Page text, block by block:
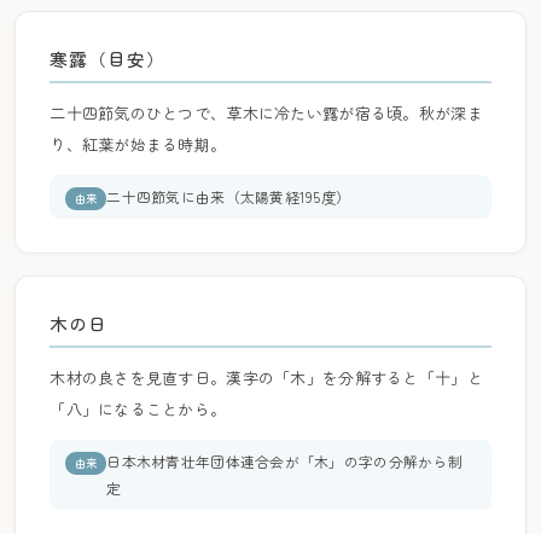
寒露（目安）
二十四節気のひとつで、草木に冷たい露が宿る頃。秋が深ま
り、紅葉が始まる時期。
由来 二十四節気に由来（太陽黄経195度）
木の日
木材の良さを見直す日。漢字の「木」を分解すると「十」と
「八」になることから。
由来
日本木材青壮年団体連合会が「木」の字の分解から制
定